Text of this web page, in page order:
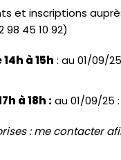
et inscriptions
98 45 10 92)
à 15h : au 01/09/
à 18h : au 01/09/25
: me contacter